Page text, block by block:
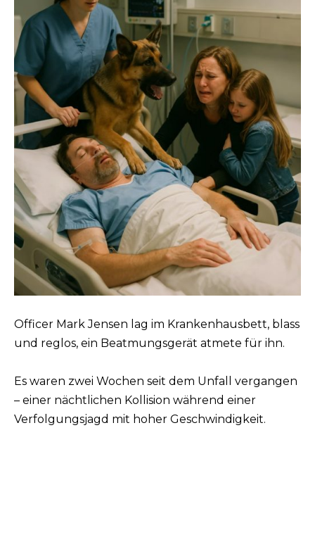
Officer Mark Jensen lag im Krankenhausbett, blass
und reglos, ein Beatmungsgerät atmete für ihn.
Es waren zwei Wochen seit dem Unfall vergangen
– einer nächtlichen Kollision während einer
Verfolgungsjagd mit hoher Geschwindigkeit.